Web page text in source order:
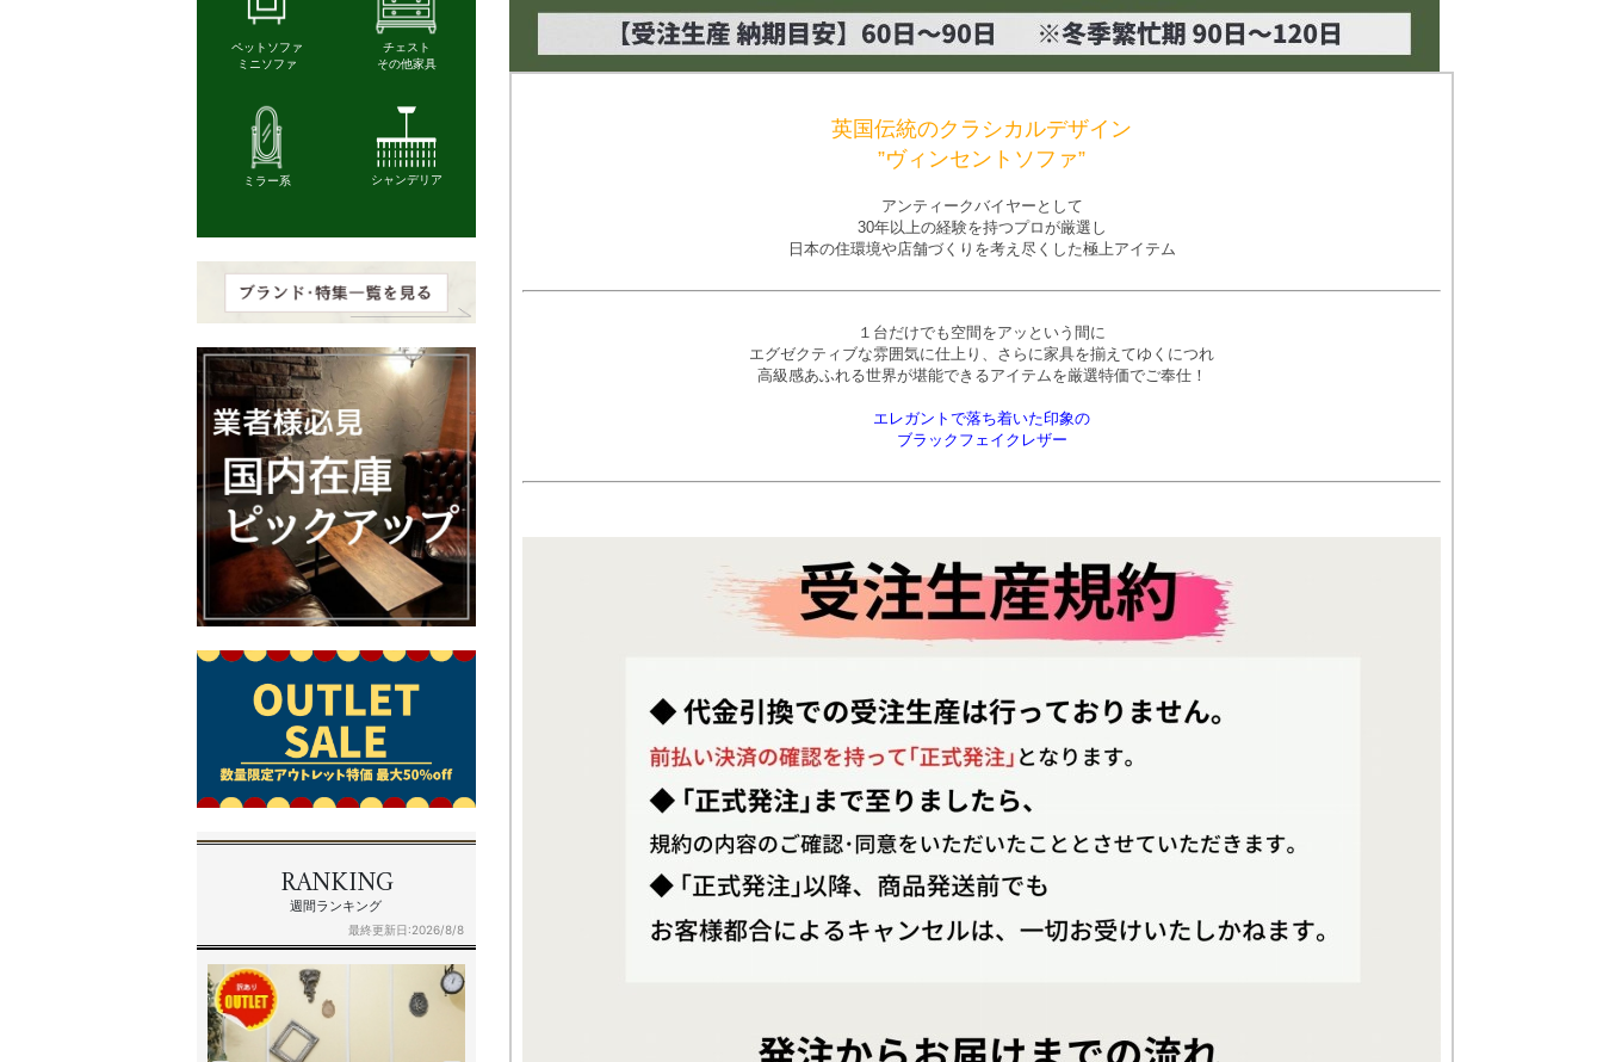
英国伝統のクラシカルデザイン
”ヴィンセントソファ”
アンティークバイヤーとして
30年以上の経験を持つプロが厳選し
日本の住環境や店舗づくりを考え尽くした極上アイテム
１台だけでも空間をアッという間に
エグゼクティブな雰囲気に仕上り、さらに家具を揃えてゆくにつれ
高級感あふれる世界が堪能できるアイテムを厳選特価でご奉仕！
エレガントで落ち着いた印象の
ブラックフェイクレザー